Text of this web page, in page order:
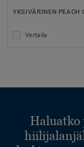
YKSIVÄRINEN PEACH
Vertaile
Haluatko